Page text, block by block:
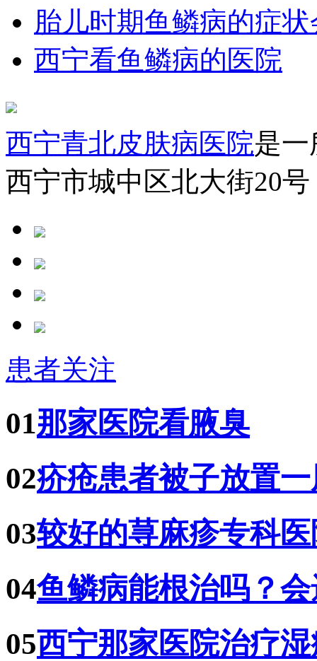
胎儿时期鱼鳞病的症
西宁看鱼鳞病的医院
西宁青北皮肤病医院是
西宁市城中区北大街20
患者关注
01那家医院看腋臭
02疥疮患者被子放置
03较好的荨麻疹专科
04鱼鳞病能根治吗？
05西宁那家医院治疗